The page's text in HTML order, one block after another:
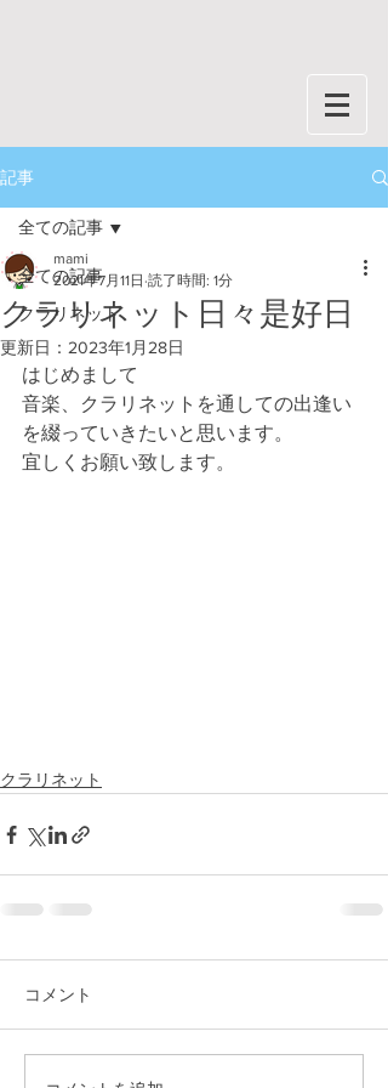
記事
全ての記事
クラリネット
全ての記事
クラリネット日々是好日
mami
2021年7月11日 読了時間: 1分
更新日： 2023年1月28日
はじめまして
音楽、クラリネットを通しての出逢い
を綴っていきたいと思います。
宜しくお願い致します。
クラリネット
コメント